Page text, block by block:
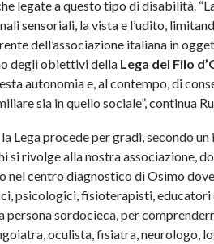
legate a questo tipo di disabilità.
sensoriali, la vista e l’udito,
dell’associazione italiana in
degli obiettivi della Lega del Filo
autonomia e, al contempo, di
sia in quello sociale”, continua
Lega procede per gradi, secondo
si rivolge alla nostra associazione,
nel centro diagnostico di Osimo
psicologici, fisioterapisti,
persona sordocieca, per
oculista, fisiatra, neurologo,